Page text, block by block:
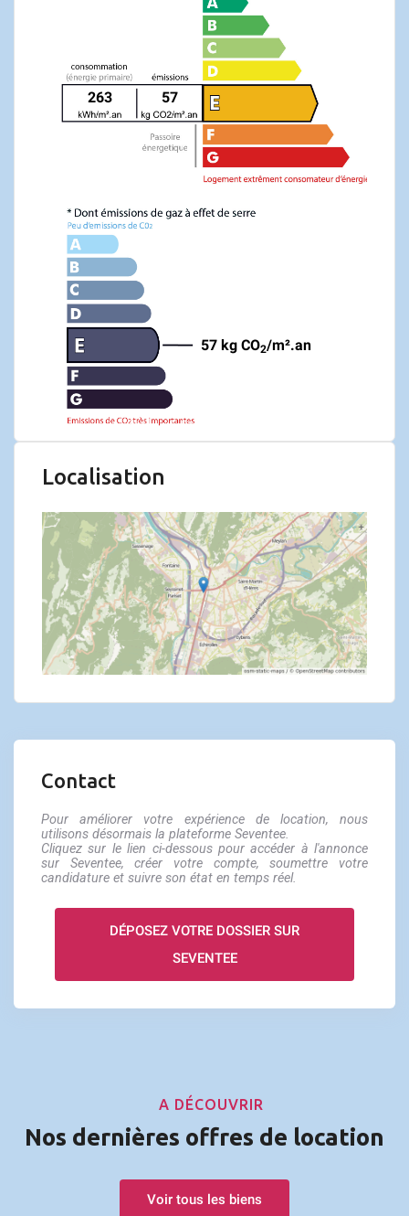
263 57
57 kg CO2/m².an
Localisation
Contact
Pour améliorer votre expérience de location, nous
utilisons désormais la plateforme Seventee.
Cliquez sur le lien ci-dessous pour accéder à l'annonce
sur Seventee, créer votre compte, soumettre votre
candidature et suivre son état en temps réel.
DÉPOSEZ VOTRE DOSSIER SUR
SEVENTEE
A DÉCOUVRIR
Nos dernières offres de location
Voir tous les biens